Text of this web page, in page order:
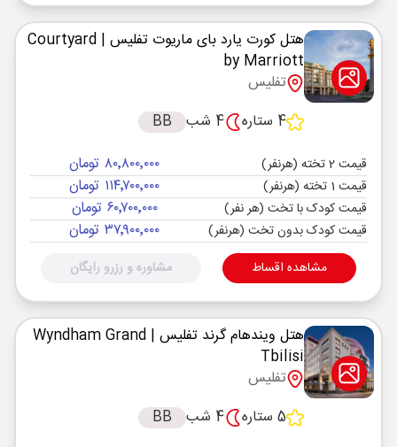
هتل کورت یارد بای ماریوت تفلیس | Courtyard
by Marriott
تفلیس
4 ستاره
4 شب BB
قیمت 2 تخته (هرنفر) ۸۰٬۸۰۰٬۰۰۰ تومان
قیمت 1 تخته (هرنفر) ۱۱۴٬۷۰۰٬۰۰۰ تومان
قیمت کودک با تخت (هر نفر) ۶۰٬۷۰۰٬۰۰۰ تومان
قیمت کودک بدون تخت (هرنفر) ۳۷٬۹۰۰٬۰۰۰ تومان
مشاهده اقساط مشاوره و رزرو رایگان
هتل ویندهام گرند تفلیس | Wyndham Grand
Tbilisi
تفلیس
5 ستاره
4 شب BB